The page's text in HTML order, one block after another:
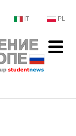
IT PL